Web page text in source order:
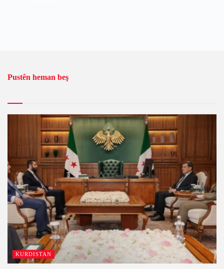
Pustên heman beş
KURDISTAN